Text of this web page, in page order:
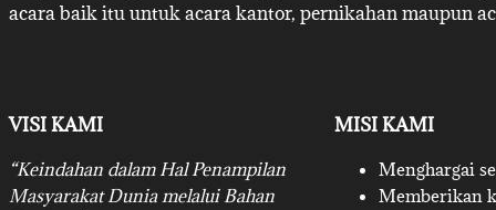
acara baik itu untuk acara kantor, pernikahan maupun
VISI KAMI
“Keindahan dalam Hal Penampilan
Masyarakat Dunia melalui Bahan
MISI KAMI
Menghargai
Memberikan